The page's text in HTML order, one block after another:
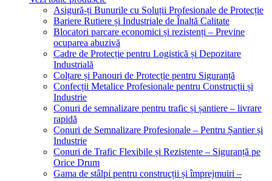
Asigură-ți Bunurile cu Soluții Profesionale de Protecție
Bariere Rutiere și Industriale de Înaltă Calitate
Blocatori parcare economici și rezistenți – Previne
ocuparea abuzivă
Cadre de Protecție pentru Logistică și Depozitare
Industrială
Colțare și Panouri de Protecție pentru Siguranță
Confecții Metalice Profesionale pentru Construcții și
Industrie
Conuri de semnalizare pentru trafic și șantiere – livrare
rapidă
Conuri de Semnalizare Profesionale – Pentru Șantier și
Industrie
Conuri de Trafic Flexibile și Rezistente – Siguranță pe
Orice Drum
Gama de stâlpi pentru construcții și împrejmuiri –